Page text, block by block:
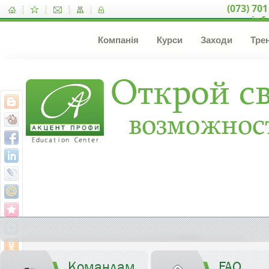
(073)
Компанія Курси Заходи